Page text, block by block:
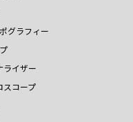
グラフィー
ライザー
スコープ